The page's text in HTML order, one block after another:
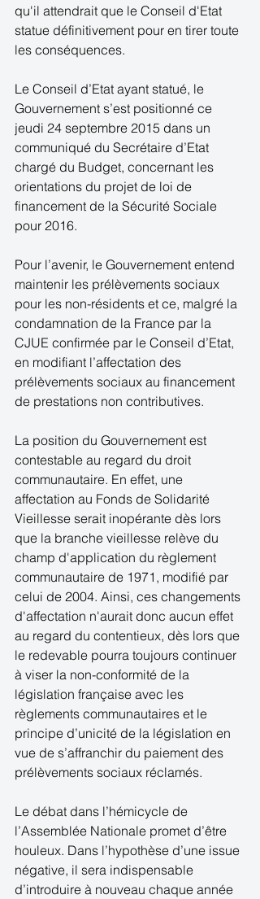
qu'il attendrait que le Conseil d'Etat
statue définitivement pour en tirer toute
les conséquences.
Le Conseil d’Etat ayant statué, le
Gouvernement s’est positionné ce
jeudi 24 septembre 2015 dans un
communiqué du Secrétaire d’Etat
chargé du Budget, concernant les
orientations du projet de loi de
financement de la Sécurité Sociale
pour 2016.
Pour l’avenir, le Gouvernement entend
maintenir les prélèvements sociaux
pour les non-résidents et ce, malgré la
condamnation de la France par la
CJUE confirmée par le Conseil d’Etat,
en modifiant l’affectation des
prélèvements sociaux au financement
de prestations non contributives.
La position du Gouvernement est
contestable au regard du droit
communautaire. En effet, une
affectation au Fonds de Solidarité
Vieillesse serait inopérante dès lors
que la branche vieillesse relève du
champ d'application du règlement
communautaire de 1971, modifié par
celui de 2004. Ainsi, ces changements
d'affectation n'aurait donc aucun effet
au regard du contentieux, dès lors que
le redevable pourra toujours continuer
à viser la non-conformité de la
législation française avec les
règlements communautaires et le
principe d’unicité de la législation en
vue de s’affranchir du paiement des
prélèvements sociaux réclamés.
Le débat dans l’hémicycle de
l’Assemblée Nationale promet d’être
houleux. Dans l’hypothèse d’une issue
négative, il sera indispensable
d’introduire à nouveau chaque année